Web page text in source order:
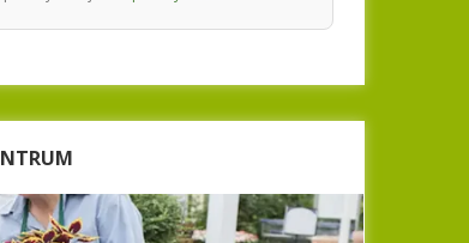
tevreden te stellen. Wij beschikken
daarom over een
lift
naar de eerste